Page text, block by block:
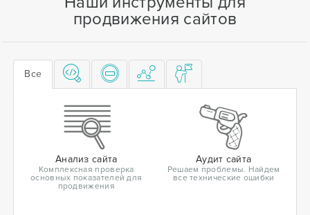
продвижения сайтов
Все
Анализ сайта
Комплексная проверка
основных показателей для
продвижения
Аудит сайта
Решаем проблемы. Найдем
все технические ошибки